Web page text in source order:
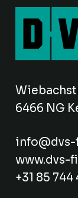
6466 NG
www.dvs-
+31 85 744